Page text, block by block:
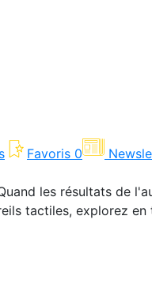
Favoris 0
les résultats de
tactiles, explorez